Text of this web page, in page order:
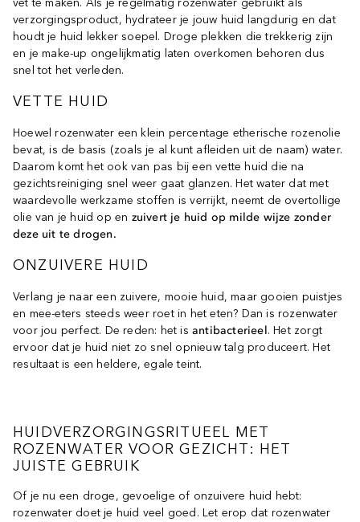
vet te maken. Als je regelmatig rozenwater gebruikt als
verzorgingsproduct, hydrateer je jouw huid langdurig en dat
houdt je huid lekker soepel. Droge plekken die trekkerig zijn
en je make-up ongelijkmatig laten overkomen behoren dus
snel tot het verleden.
VETTE HUID
Hoewel rozenwater een klein percentage etherische rozenolie
bevat, is de basis (zoals je al kunt afleiden uit de naam) water.
Daarom komt het ook van pas bij een vette huid die na
gezichtsreiniging snel weer gaat glanzen. Het water dat met
waardevolle werkzame stoffen is verrijkt, neemt de overtollige
olie van je huid op en zuivert je huid op milde wijze zonder
deze uit te drogen.
ONZUIVERE HUID
Verlang je naar een zuivere, mooie huid, maar gooien puistjes
en mee-eters steeds weer roet in het eten? Dan is rozenwater
voor jou perfect. De reden: het is antibacterieel. Het zorgt
ervoor dat je huid niet zo snel opnieuw talg produceert. Het
resultaat is een heldere, egale teint.
HUIDVERZORGINGSRITUEEL MET
ROZENWATER VOOR GEZICHT: HET
JUISTE GEBRUIK
Of je nu een droge, gevoelige of onzuivere huid hebt:
rozenwater doet je huid veel goed. Let erop dat rozenwater